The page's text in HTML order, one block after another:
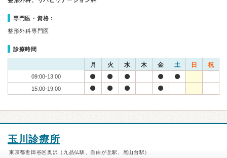
専門医・資格：
整形外科専門医
診療時間
月 火 水 木 金 土 日 祝
09:00-13:00
15:00-19:00
玉川診療所
東京都世田谷区奥沢（九品仏駅、自由が丘駅、尾山台駅）